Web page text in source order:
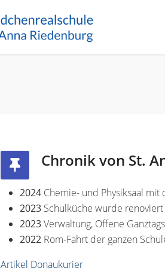
Chronik von St.
2024 Chemie- und Physiksaal
2023 Schulküche wurde renoviert
2023Verwaltung, Offene
2022 Rom-Fahrt der ganzen
Artikel Donaukurier